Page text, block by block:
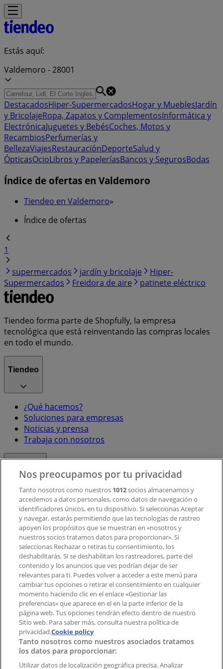
Estás aquí:
Valdemoro - 28001
DestacadosHiper-SupermercadosHogar y MueblesJardín
y BricolajeRopa, Zapatos y ComplementosInformática y
ElectrónicaJuguetes y BebésCoches, Motos y
RecambiosPerfumerías y
BellezaViajesRestauraciónDeporteSalud y
ÓpticasOcioLibros y PapeleríasBancos y SegurosBodas
Índice de ofertas en Valdemoro
Tiendeo en Valdemoro»
Índice de ofertas
1
supermercados
jardín y bricolaje
Hiper-
Supermercados
Freidora de aire patinete eléctrico
Tiendeo forma parte de Shopfully, la empresa
tecnológica que está reinventando las compras locales
en todo el mundo.
Tiendeo
¿Qué hacemos?
Soluciones para empresas
Noticias y prensa
Trabaja con nosotros
Contacto comercial y de marketing
Tienda mal colocada en el mapa
Notificar un folleto
¿Encontraste un problema en la web o en la
aplicación?
Índices
Marcas
Marcas locales
Negocios
Negocios cercanos
Productos
Productos locales
Nos preocupamos por tu privacidad
Tanto nosotros como nuestros 1012socios almacenamos y
accedemos a datos personales, como datos de navegación o
identificadores únicos, en tu dispositivo. Si seleccionas Aceptar
y navegar, estarás permitiendo que las tecnologías de rastreo
apoyen los propósitos que se muestran en «nosotros y
nuestros socios tratamos datos para proporcionar». Si
seleccionas Rechazar o retiras tu consentimiento, los
deshabilitarás. Si se deshabilitan los rastreadores, parte del
contenido y los anuncios que ves podrían dejar de ser
relevantes para ti. Puedes volver a acceder a este menú para
cambiar tus opciones o retirar el consentimiento en cualquier
momento haciendo clic en el enlace «Gestionar las
preferencias» que aparece en el en la parte inferior de la
página web. Tus opciones tendrán efecto dentro de nuestro
Sitio web. Para saber más, consulta nuestra política de
privacidad.Cookie policy
Tanto nosotros como nuestros asociados tratamos
los datos para proporcionar:
Utilizar datos de localización geográfica precisa. Analizar